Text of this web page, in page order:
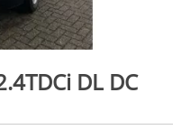
DL DC